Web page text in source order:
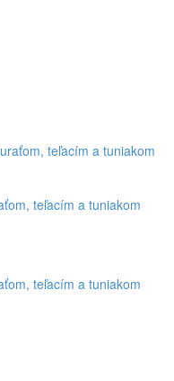
teľacím a tuniakom
teľacím a tuniakom